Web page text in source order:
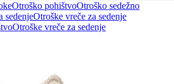
Otroško pohištvoOtroško sedežno
sedenjeOtroške vreče za sedenje
Otroške vreče za sedenje